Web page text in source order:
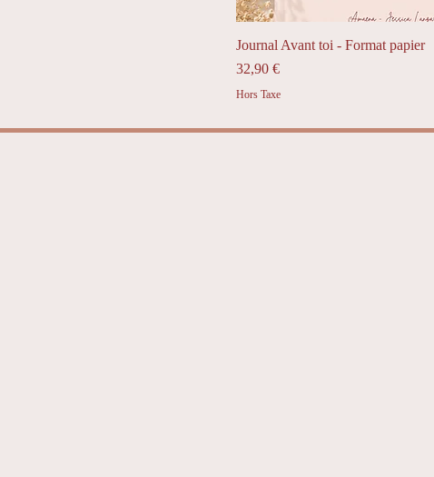
Journal Avant toi - Format papier
Prix
32,90 €
Hors Taxe